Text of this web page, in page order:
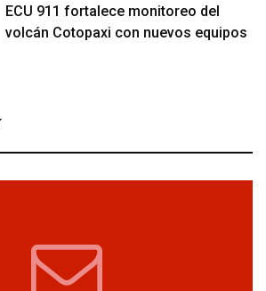
ECU 911 fortalece monitoreo del
volcán Cotopaxi con nuevos equipos